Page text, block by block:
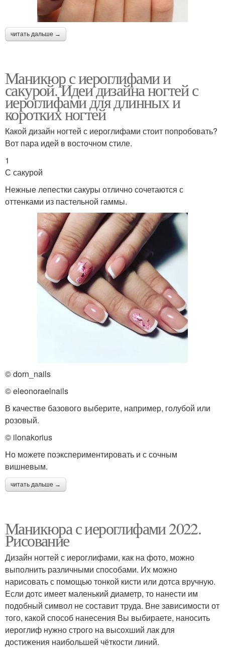
читать дальше →
Маникюр с иероглифами и
сакурой. Идеи дизайна ногтей с
иероглифами для длинных и
коротких ногтей
Какой дизайн ногтей с иероглифами стоит попробовать?
Вот пара идей в восточном стиле.
1
С сакурой
Нежные лепестки сакуры отлично сочетаются с
оттенками из пастельной гаммы.
© dorn_nails
© eleonoraelnails
В качестве базового выберите, например, голубой или
розовый.
© ilonakorius
Но можете поэкспериментировать и с сочным
вишневым.
читать дальше →
Маникюра с иероглифами 2022.
Рисование
Дизайн ногтей с иероглифами, как на фото, можно
выполнить различными способами. Их можно
нарисовать с помощью тонкой кисти или дотса вручную.
Если дотс имеет маленький диаметр, то нанести им
подобный символ не составит труда. Вне зависимости от
того, какой способ нанесения Вы выбираете, наносить
иероглиф нужно строго на высохший лак для
достижения наибольшей чёткости линий.